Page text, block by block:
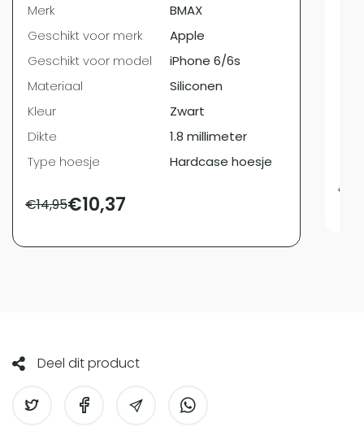
Merk
BMAX
Geschikt voor merk
Apple
Geschikt voor model
iPhone 6/6s
Materiaal
Siliconen
Kleur
Zwart
Dikte
1.8 millimeter
Type hoesje
Hardcase hoesje
€14,95€10,37
€
Deel dit product